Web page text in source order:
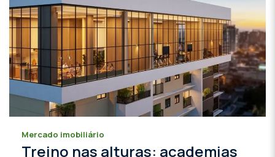
Mercado imobiliário
Treino nas alturas: academias